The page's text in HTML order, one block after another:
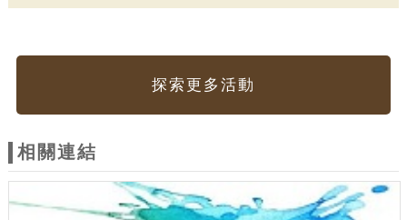
探索更多活動
相關連結